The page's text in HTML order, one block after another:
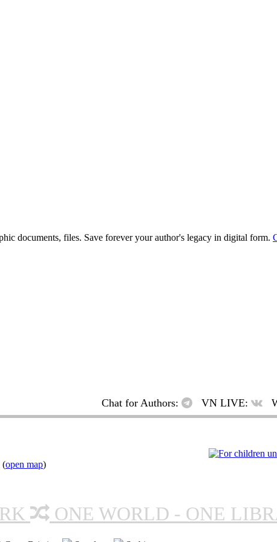
documents, files. Save forever your author's legacy in digital form.
Chat for Authors: VN LIVE:
(open map)
ONE WORLD - ONE